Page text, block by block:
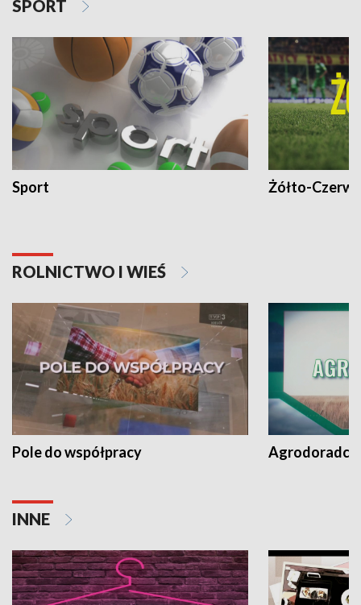
SPORT
Sport Żółto-
ROLNICTWO I WIEŚ
Pole do współpracy Agrodoradcy
INNE